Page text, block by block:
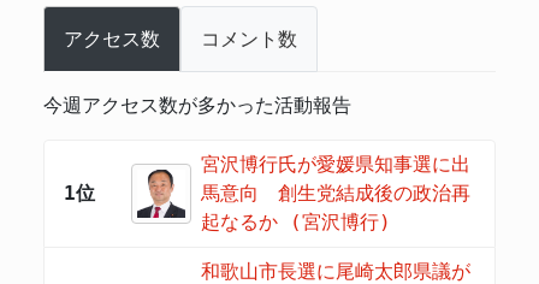
アクセス数 コメント数
今週アクセス数が多かった活動報告
1位
宮沢博行氏が愛媛県知事選に出
馬意向 創生党結成後の政治再
起なるか (宮沢博行)
和歌山市長選に尾崎太郎県議が